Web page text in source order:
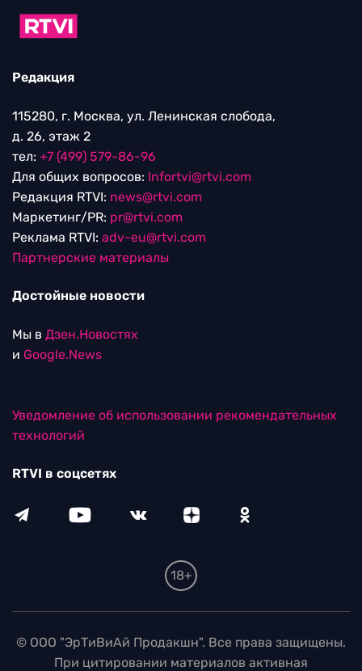
Редакция
115280, г. Москва, ул. Ленинская слобода,
д. 26, этаж 2
тел: +7 (499) 579-86-96
Для общих вопросов: Infortvi@rtvi.com
Редакция RTVI: news@rtvi.com
Маркетинг/PR: pr@rtvi.com
Реклама RTVI: adv-eu@rtvi.com
Партнерские материалы
Достойные новости
Мы в Дзен.Новостях
и Google.News
Уведомление об использовании рекомендательных
технологий
RTVI в соцсетях
18+
© ООО "ЭрТиВиАй Продакшн". Все права защищены.
При цитировании материалов активная